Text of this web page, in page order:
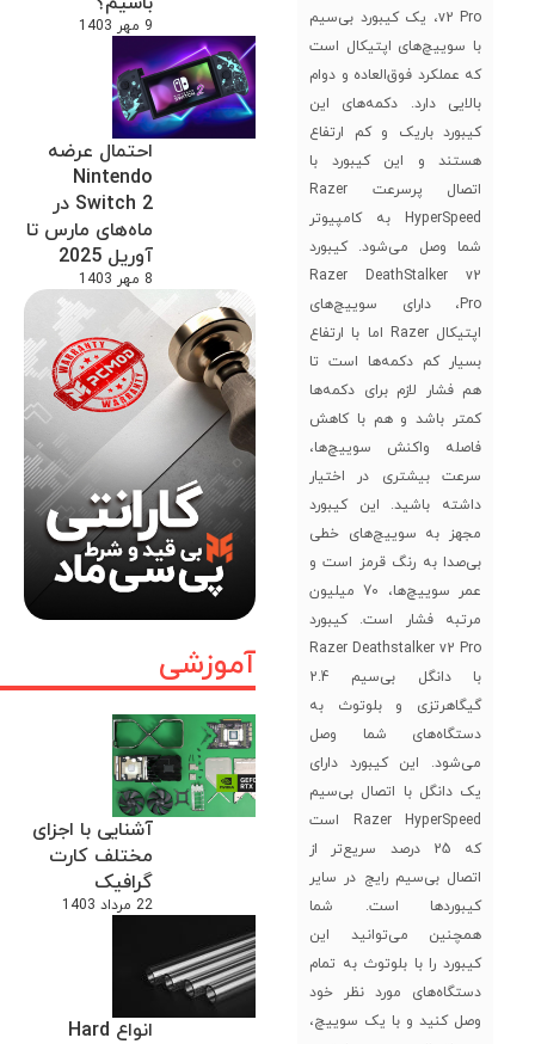
9 مهر 1403
احتمال عرضه
Nintendo
Switch 2 در
ماه‌های مارس تا
آوریل 2025
8 مهر 1403
آموزشی
آشنایی با اجزای
مختلف کارت
گرافیک
22 مرداد 1403
انواع Hard
v2 Pro، یک کیبورد بی‌سیم
با سوییچ‌های اپتیکال است
که عملکرد فوق‌العاده و دوام
بالایی دارد. دکمه‌های این
کیبورد باریک و کم ارتفاع
هستند و این کیبورد با
اتصال پرسرعت Razer
HyperSpeed به کامپیوتر
شما وصل می‌شود. کیبورد
Razer DeathStalker v2
Pro، دارای سوییچ‌های
اپتیکال Razer اما با ارتفاع
بسیار کم دکمه‌ها است تا
هم فشار لازم برای دکمه‌ها
کمتر باشد و هم با کاهش
فاصله واکنش سوییچ‌ها،
سرعت بیشتری در اختیار
داشته باشید. این کیبورد
مجهز به سوییچ‌های خطی
بی‌صدا به رنگ قرمز است و
عمر سوییچ‌ها، 70 میلیون
مرتبه فشار است. کیبورد
Razer Deathstalker v2 Pro
با دانگل بی‌سیم 2.4
گیگاهرتزی و بلوتوث به
دستگاه‌های شما وصل
می‌شود. این کیبورد دارای
یک دانگل با اتصال بی‌سیم
Razer HyperSpeed است
که 25 درصد سریع‌تر از
اتصال بی‌سیم رایج در سایر
کیبوردها است. شما
همچنین می‌توانید این
کیبورد را با بلوتوث به تمام
دستگاه‌های مورد نظر خود
وصل کنید و با یک سوییچ،